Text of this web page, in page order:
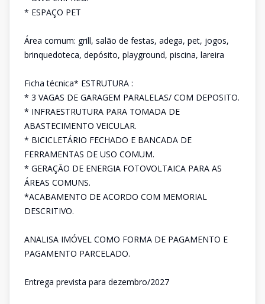
* ESPAÇO PET
Área comum: grill, salão de festas, adega, pet, jogos,
brinquedoteca, depósito, playground, piscina, lareira
Ficha técnica* ESTRUTURA :
* 3 VAGAS DE GARAGEM PARALELAS/ COM DEPOSITO.
* INFRAESTRUTURA PARA TOMADA DE
ABASTECIMENTO VEICULAR.
* BICICLETÁRIO FECHADO E BANCADA DE
FERRAMENTAS DE USO COMUM.
* GERAÇÃO DE ENERGIA FOTOVOLTAICA PARA AS
ÁREAS COMUNS.
*ACABAMENTO DE ACORDO COM MEMORIAL
DESCRITIVO.
ANALISA IMÓVEL COMO FORMA DE PAGAMENTO E
PAGAMENTO PARCELADO.
Entrega prevista para dezembro/2027